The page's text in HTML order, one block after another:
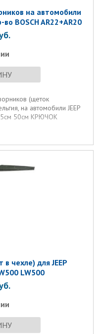
на автомобили
во BOSCH AR22+AR20
(щеток
на автомобили JEEP
50см КРЮЧОК
чехле) для JEEP
LW500